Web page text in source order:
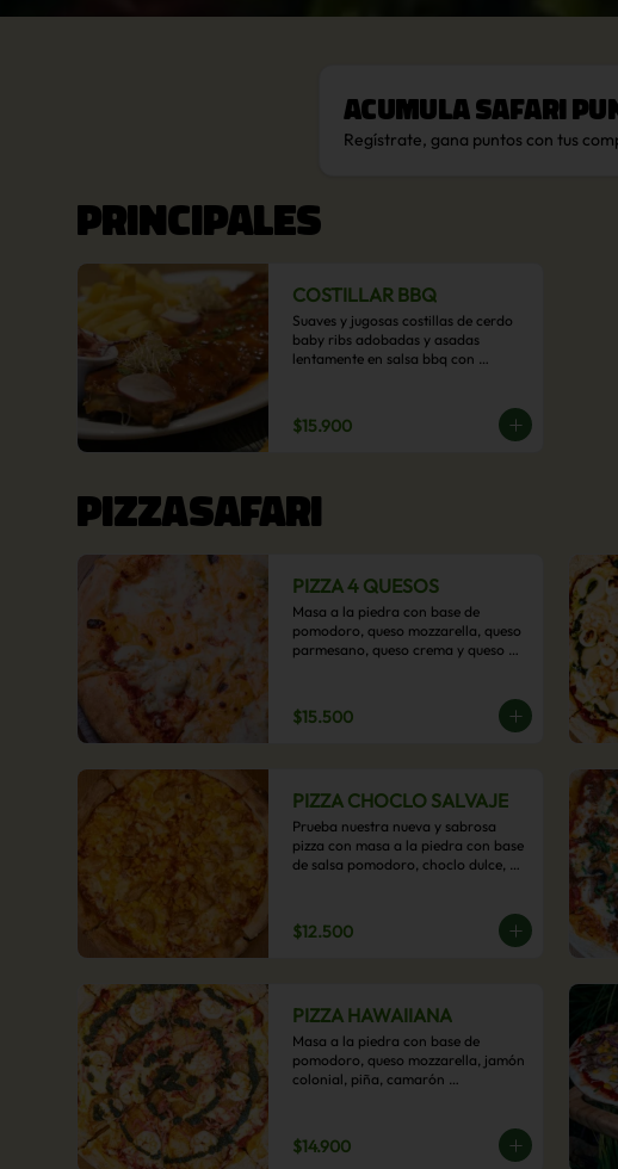
AcumulaSafari
Regístrate, gana puntos con tus
PRINCIPALES
COSTILLAR BBQ
Suaves y jugosas costillas de cerdo
baby ribs adobadas y asadas
lentamente en salsa bbq con
tradicional, Puré picante, Verduras
salteadas, Papas parmentier, Papas
$15.900
PIZZASAFARI
PIZZA 4 QUESOS
Masa a la piedra con base de
pomodoro, queso mozzarella, queso
parmesano, queso crema y queso
$15.500
PIZZA CHOCLO SALVAJE
Prueba nuestra nueva y sabrosa
pizza con masa a la piedra con base
de salsa pomodoro, choclo dulce,
$12.500
PIZZA HAWAIIANA
Masa a la piedra con base de
pomodoro, queso mozzarella, jamón
colonial, piña, camarón
casero.
$14.900